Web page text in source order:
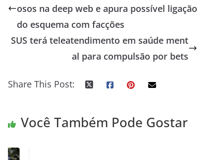
osos na deep web e apura possível ligação
do esquema com facções
SUS terá teleatendimento em saúde ment
al para compulsão por bets
Share This Post:
Você Também Pode Gostar